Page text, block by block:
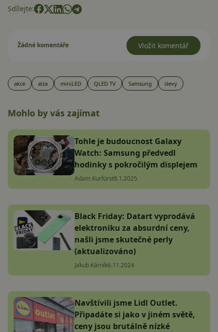
Sdílejte:
Žádné komentáře Vložit komentář
akce alza miniLED QLED TV Samsung slevy
Mohlo by vás zajímat
Tohle je budoucnost Galaxy
Watch: Samsung předvedl
hodinky s pokročilým displejem
Adam Kurfürst8.1.2025
Black Friday: Datart vyprodává
elektroniku za absurdní ceny,
našli jsme skutečné perly
(aktualizováno)
Jakub Kárník6.11.2024
Navštívili jsme Lidl Outlet.
Připadáte si jako v jiném světě,
ceny jsou brutálně nízké